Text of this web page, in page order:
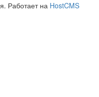
Работает на HostCMS